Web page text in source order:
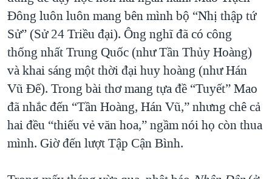
NGƯ DÂN VIỆT VÀ LÀN SÓNG TRỘM HẢI SÂM
BÊN KIA QUỐC LỘ: TIẾNG VỌNG TỪ NÔNG THÔN MỸ
Đông luôn luôn mang bên mình bộ “Nhị thập tứ
Sử” (Sử 24 Triều đại). Ông nghĩ đã có công
thống nhất Trung Quốc (như Tần Thủy Hoàng)
và khai sáng một thời đại huy hoàng (như Hán
Vũ Đế). Trong bài thơ mang tựa đề “Tuyết” Mao
đã nhắc đến “Tần Hoàng, Hán Vũ,” nhưng chê cả
hai đều “thiếu vẻ văn hoa,” ngầm nói họ còn thua
mình. Giờ đến lượt Tập Cận Bình.